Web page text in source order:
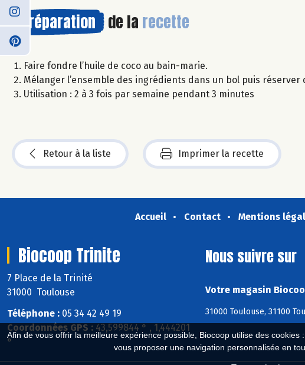
Afin de vous offrir la meilleure expérience possible, Biocoop utilise des
vous proposer une navigation personnalisée en
Préparation de la recette
Faire fondre l’huile de coco au bain-marie.
Mélanger l’ensemble des ingrédients dans un bol puis réserver
Utilisation : 2 à 3 fois par semaine pendant 3 minutes
Retour à la liste Imprimer la recette
Accueil Contact Mentions
Biocoop Trinite
7 Place de la Trinité
31000 Toulouse
Téléphone : 05 34 42 49 19
Coordonnées GPS : 43,599844 ° , 1,444201
°
Nous suivre sur
Votre magasin
31000 Toulouse, 31100